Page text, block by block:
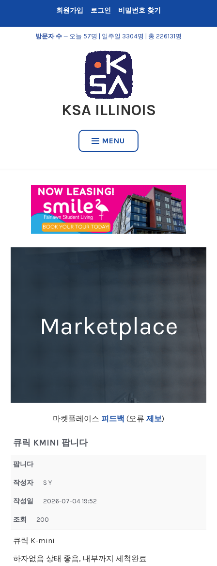
content
회원가입 로그인 비밀번호 찾기
방문자 수 — 오늘 57명 | 일주일 3304명 | 총 226131명
KSA ILLINOIS
MENU
Marketplace
마켓플레이스 피드백 (오류 제보)
큐릭 KMINI 팝니다
팝니다
작성자 S Y
작성일 2026-07-04 19:52
조회 200
큐릭 K-mini
하자없음 상태 좋음, 내부까지 세척완료